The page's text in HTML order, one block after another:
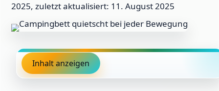
2025, zuletzt aktualisiert: 11. August 2025
Inhalt anzeigen